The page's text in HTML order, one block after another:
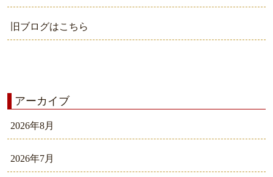
旧ブログはこちら
アーカイブ
2026年8月
2026年7月